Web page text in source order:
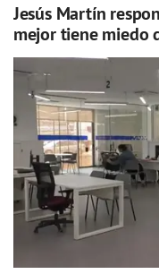
Jesús Martín
mejor tiene miedo